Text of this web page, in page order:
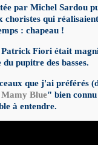
par Michel Sardou
choristes qui
: chapeau !
Fiori était
pupitre des basses.
que j'ai préférés
Blue" bien
à entendre.